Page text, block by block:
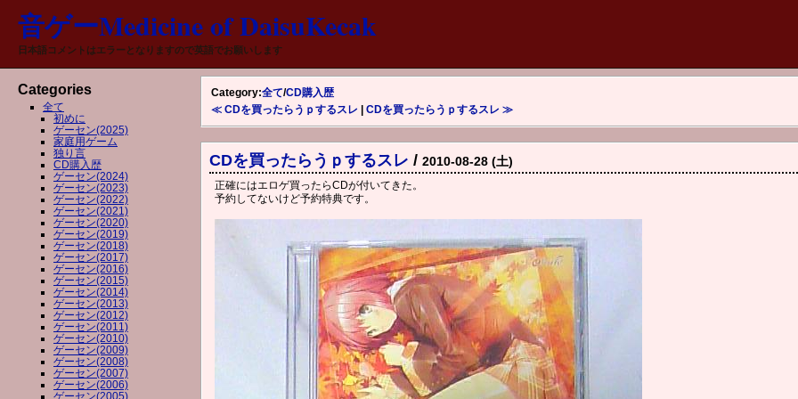
音ゲーMedicine of DaisuKecak
日本語コメントはエラーとなりますので英語でお願いします
Category:全て/CD購入歴
≪ CDを買ったらうｐするスレ
CDを買ったらうｐするスレ ≫
CDを買ったらうｐするスレ / 2010-08-28 (土)
正確にはエロゲ買ったらCDが付いてきた。
予約してないけど予約特典です。
Categories
全て
初めに
ゲーセン(2025)
家庭用ゲーム
独り言
CD購入歴
ゲーセン(2024)
ゲーセン(2023)
ゲーセン(2022)
ゲーセン(2021)
ゲーセン(2020)
ゲーセン(2019)
ゲーセン(2018)
ゲーセン(2017)
ゲーセン(2016)
ゲーセン(2015)
ゲーセン(2014)
ゲーセン(2013)
ゲーセン(2012)
ゲーセン(2011)
ゲーセン(2010)
ゲーセン(2009)
ゲーセン(2008)
ゲーセン(2007)
ゲーセン(2006)